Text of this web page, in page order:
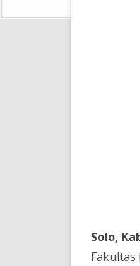
Solo,
Fakultas